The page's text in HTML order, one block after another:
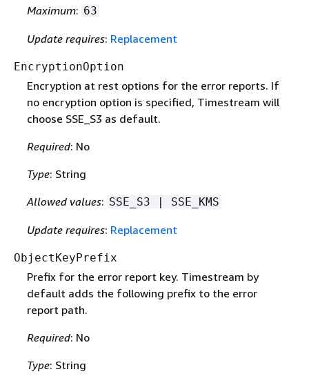
Maximum: 63
Update requires: Replacement
EncryptionOption
Encryption at rest options for the error reports. If
no encryption option is specified, Timestream will
choose SSE_S3 as default.
Required: No
Type: String
Allowed values: SSE_S3 | SSE_KMS
Update requires: Replacement
ObjectKeyPrefix
Prefix for the error report key. Timestream by
default adds the following prefix to the error
report path.
Required: No
Type: String